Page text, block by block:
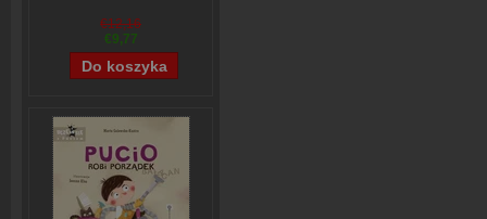
€12,16
€9,77